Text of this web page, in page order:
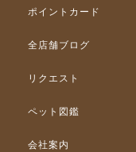
ポイントカード
全店舗ブログ
リクエスト
ペット図鑑
会社案内